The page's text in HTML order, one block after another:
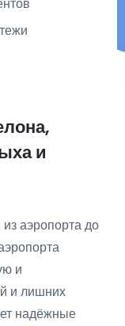
и
аэропорта до
и
и лишних
надёжные